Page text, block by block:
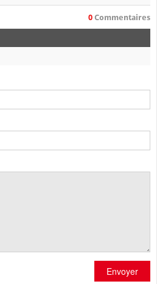
0 Commentaires
Envoyer